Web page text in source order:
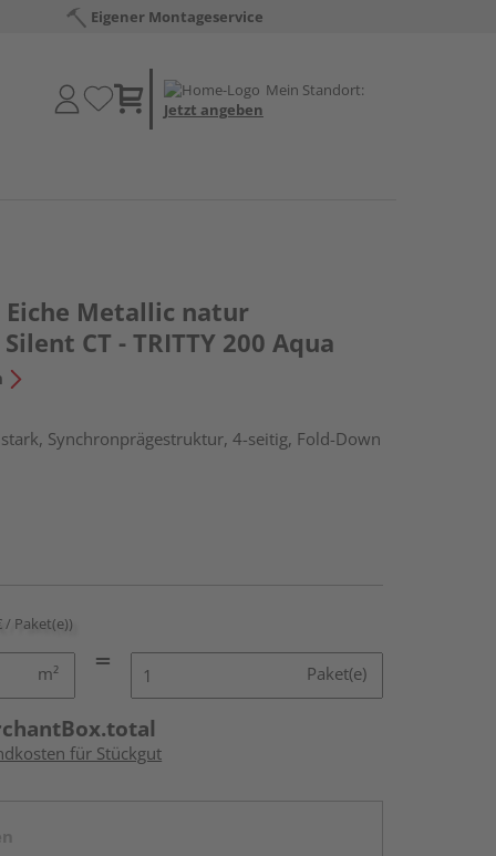
Eigener Montageservice
Mein Standort:
Jetzt angeben
Metallic natur
CT - TRITTY 200 Aqua
Synchronprägestruktur, 4-seitig, Fold-Down
/ Paket(e))
m² Paket(e)
für Stückgut